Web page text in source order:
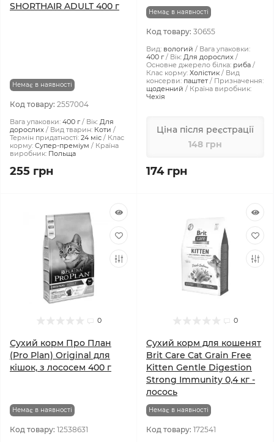
SHORTHAIR ADULT 400 г
Немає в наявності
Код товару: 2557004
Вага упаковки: 400 г Вік: Для
дорослих
Вид тварин: Коти
Термін придатності: 24 міс
Клас
корму: Супер-преміум
Країна
виробник: Польща
255 грн
Немає в наявності
Код товару: 30655
Вид: вологий
Вага упаковки:
400 г
Вік: Для дорослих
Основне джерело білка: риба
Клас корму: Холістик
Вид
консерви: паштет
Призначення:
щоденний
Країна виробник:
Чехія
Ціна після реєстрації
148 грн
174 грн
0
Сухий корм Про План
(Pro Plan) Original для
кішок, з лососем 400 г
Немає в наявності
Код товару: 12538631
0
Сухий корм для кошенят
Brit Care Cat Grain Free
Kitten Gentle Digestion
Strong Immunity 0,4 кг -
лосось
Немає в наявності
Код товару: 172541